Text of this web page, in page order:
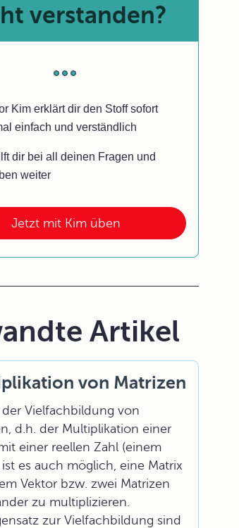
Jetzt mit Kim üben
verstanden?
Kim erklärt dir den Stoff sofort
einfach und verständlich
dir bei all deinen Fragen und
weiter
Artikel
von Matrizen
der Vielfachbildung von
d.h. der Multiplikation einer
einer reellen Zahl (einem
ist es auch möglich, eine Matrix
Vektor bzw. zwei Matrizen
zu multiplizieren.
zur Vielfachbildung sind